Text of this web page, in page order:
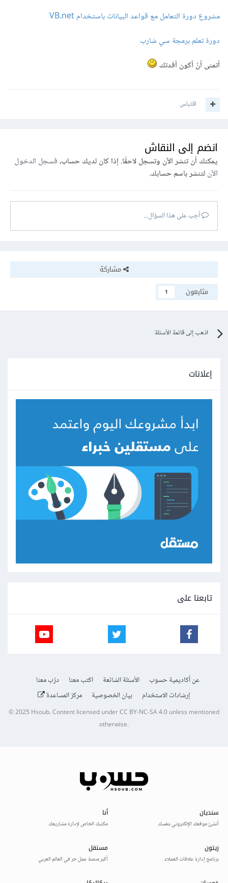
مشروع دورة التعامل مع قواعد البيانات باستخدام VB.net
دورة تعلم برمجة سي شارب
أتمنى أنّ أكون أفدتك
اقتباس
انضم إلى النقاش
يمكنك أن تنشر الآن وتسجل لاحقًا. إذا كان لديك حساب،فسجل الدخول
الآنلتنشر باسم حسابك.
أجب على هذا السؤال...
مشاركة
متابعون
1
اذهب إلى قائمة الأسئلة
إعلانات
تابعنا على
عن أكاديمية حسوب الأسئلة الشائعة اكتب معنا
درّب معنا
إرشادات الاستخدام
بيان الخصوصية مركز المساعدة
© 2025Hsoub.Content licensed underCC BY-NC-SA 4.0unless mentioned
otherwise.